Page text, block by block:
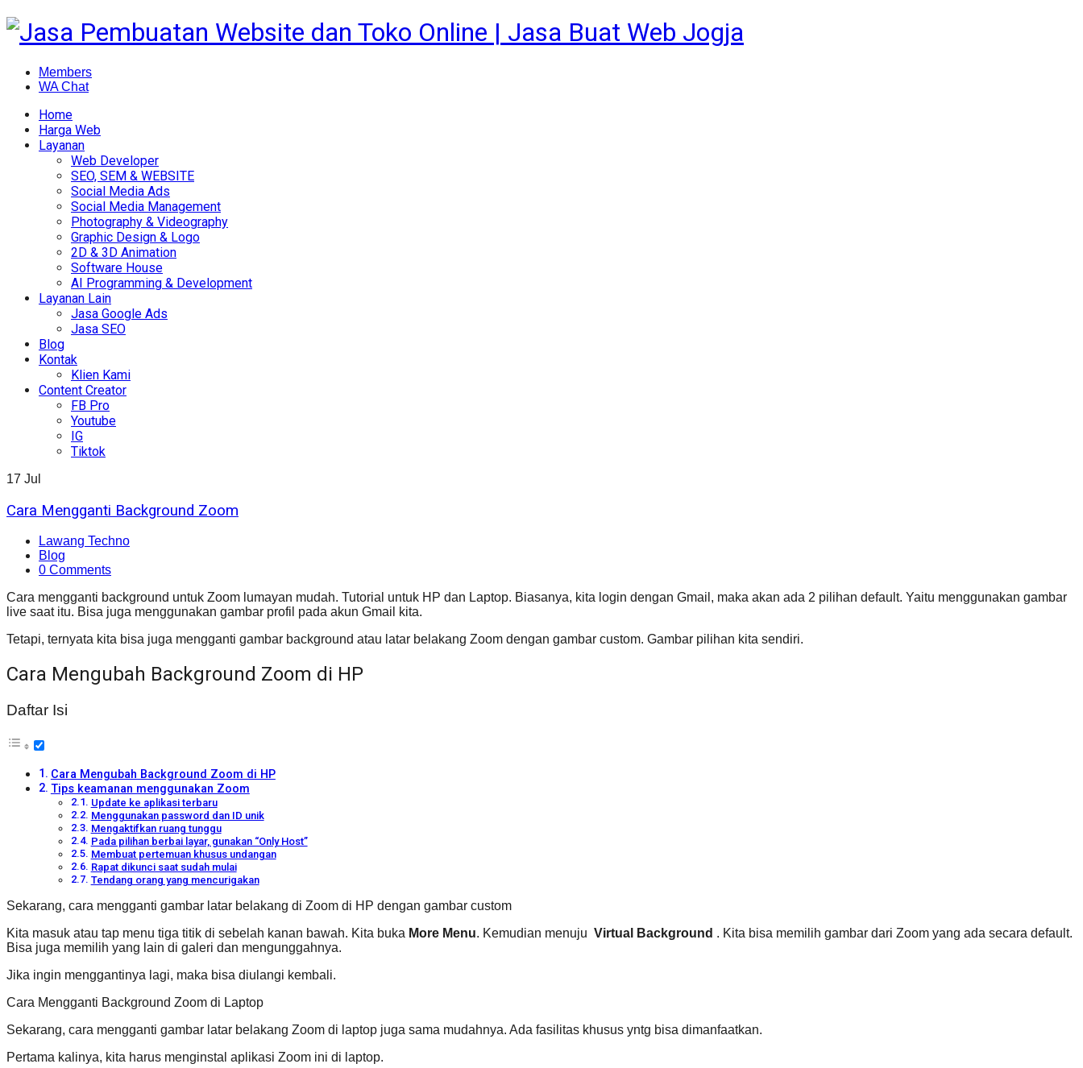
Members
WA Chat
Home
Harga Web
Layanan
Web Developer
SEO, SEM & WEBSITE
Social Media Ads
Social Media Management
Photography & Videography
Graphic Design & Logo
2D & 3D Animation
Software House
AI Programming & Development
Layanan Lain
Jasa Google Ads
Jasa SEO
Blog
Kontak
Klien Kami
Content Creator
FB Pro
Youtube
IG
Tiktok
17 Jul
Cara Mengganti Background Zoom
Lawang Techno
Blog
0 Comments
Cara mengganti background untuk Zoom lumayan mudah. Tutorial untuk HP dan Laptop. Biasanya, kita login dengan Gmail, maka akan ada 2 pilihan default. Yaitu menggunakan gambar
live saat itu. Bisa juga menggunakan gambar profil pada akun Gmail kita.
Tetapi, ternyata kita bisa juga mengganti gambar background atau latar belakang Zoom dengan gambar custom. Gambar pilihan kita sendiri.
Cara Mengubah Background Zoom di HP
Daftar Isi
Cara Mengubah Background Zoom di HP
Tips keamanan menggunakan Zoom
Update ke aplikasi terbaru
Menggunakan password dan ID unik
Mengaktifkan ruang tunggu
Pada pilihan berbai layar, gunakan “Only Host”
Membuat pertemuan khusus undangan
Rapat dikunci saat sudah mulai
Tendang orang yang mencurigakan
Sekarang, cara mengganti gambar latar belakang di Zoom di HP dengan gambar custom
Kita masuk atau tap menu tiga titik di sebelah kanan bawah. Kita buka More Menu. Kemudian menuju Virtual Background . Kita bisa memilih gambar dari Zoom yang ada secara default.
Bisa juga memilih yang lain di galeri dan mengunggahnya.
Jika ingin menggantinya lagi, maka bisa diulangi kembali.
Cara Mengganti Background Zoom di Laptop
Sekarang, cara mengganti gambar latar belakang Zoom di laptop juga sama mudahnya. Ada fasilitas khusus yntg bisa dimanfaatkan.
Pertama kalinya, kita harus menginstal aplikasi Zoom ini di laptop.